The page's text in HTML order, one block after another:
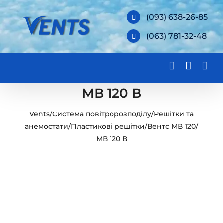
Skip
to
content
(093) 638-26-85
(063) 781-32-48
МВ 120 В
Vents/Система повітророзподілу/Решітки та
анемостати/Пластикові решітки/Вентс МВ 120/
МВ 120 В